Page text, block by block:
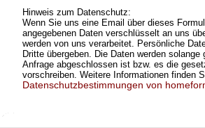
Hinweis zum Datenschutz:
Wenn Sie uns eine Email über dieses
angegebenen Daten verschlüsselt an uns
werden von uns verarbeitet. Persönliche
Dritte übergeben. Die Daten werden
Anfrage abgeschlossen ist bzw. es die
vorschreiben. Weitere Informationen finden
Datenschutzbestimmungen von